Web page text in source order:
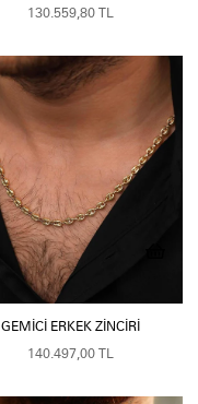
130.559,80 TL
GEMICI ERKEK ZINCIRI
140.497,00 TL